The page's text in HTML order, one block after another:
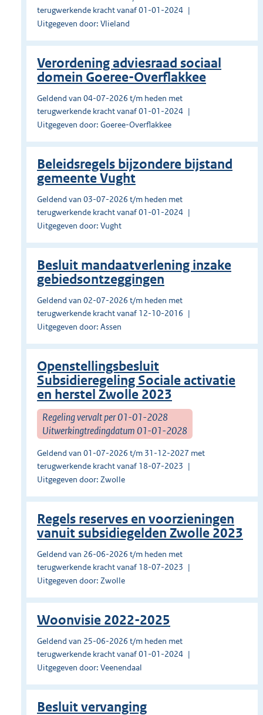
terugwerkende kracht vanaf 01-01-2024
Uitgegeven door: Vlieland
Verordening adviesraad sociaal
domein Goeree-Overflakkee
Geldend van 04-07-2026 t/m heden met
terugwerkende kracht vanaf 01-01-2024
Uitgegeven door: Goeree-Overflakkee
Beleidsregels bijzondere bijstand
gemeente Vught
Geldend van 03-07-2026 t/m heden met
terugwerkende kracht vanaf 01-01-2024
Uitgegeven door: Vught
Besluit mandaatverlening inzake
gebiedsontzeggingen
Geldend van 02-07-2026 t/m heden met
terugwerkende kracht vanaf 12-10-2016
Uitgegeven door: Assen
Openstellingsbesluit
Subsidieregeling Sociale activatie
en herstel Zwolle 2023
Regeling vervalt per 01-01-2028
Uitwerkingtredingdatum 01-01-2028
Geldend van 01-07-2026 t/m 31-12-2027 met
terugwerkende kracht vanaf 18-07-2023
Uitgegeven door: Zwolle
Regels reserves en voorzieningen
vanuit subsidiegelden Zwolle 2023
Geldend van 26-06-2026 t/m heden met
terugwerkende kracht vanaf 18-07-2023
Uitgegeven door: Zwolle
Woonvisie 2022-2025
Geldend van 25-06-2026 t/m heden met
terugwerkende kracht vanaf 01-01-2024
Uitgegeven door: Veenendaal
Besluit vervanging